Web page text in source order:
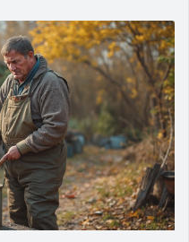
всё получилось с
и долговечный
пройти.